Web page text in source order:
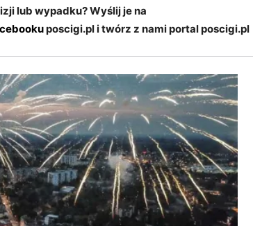
lub wypadku? Wyślij je na
poscigi.pl i twórz z nami portal poscigi.pl